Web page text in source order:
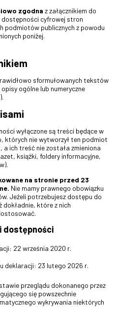
zgodnaz załącznikiem do
dostępności cyfrowej stron
podmiotów publicznych z powodu
poniżej.
sformułowanych tekstów
ogólne lub numeryczne
wyłączone są treści będące w
których nie wytworzył ten podmiot
ich treść nie została zmieniona
książki, foldery informacyjne,
na stronie przed 23
Nie mamy prawnego obowiązku
Jeżeli potrzebujesz dostępu do
dokładnie, które z nich
dostępności
22 września 2020 r.
deklaracji: 23 lutego 2026 r.
przeglądu dokonanego przez
się powszechnie
wykrywania niektórych